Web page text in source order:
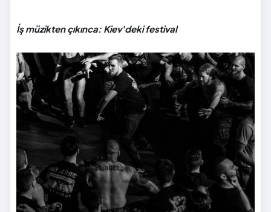
İş müzikten çıkınca: Kiev'deki festival